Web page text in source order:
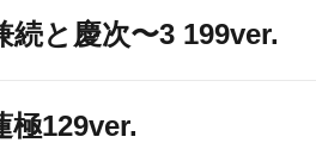
続と慶次〜3 199ver.
極129ver.